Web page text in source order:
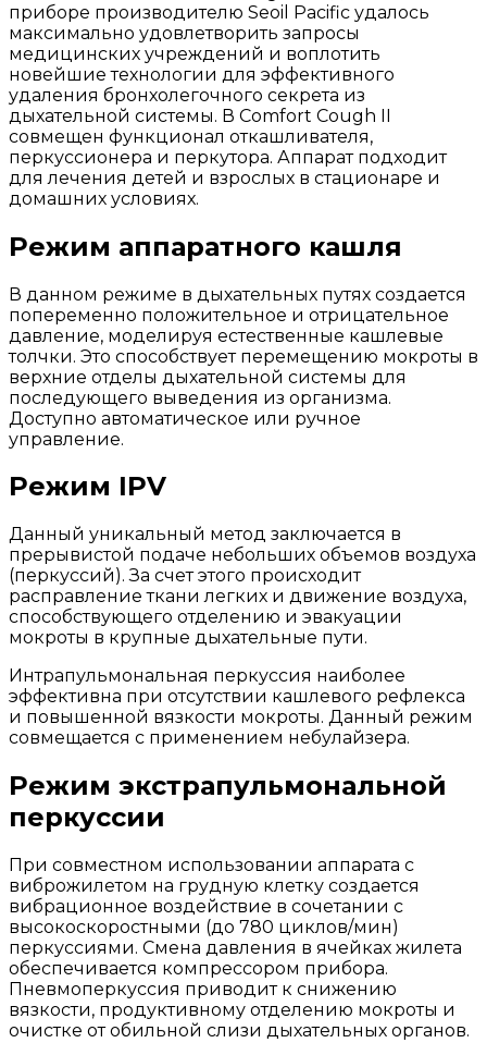
приборе производителю Seoil Pacific удалось
максимально удовлетворить запросы
медицинских учреждений и воплотить
новейшие технологии для эффективного
удаления бронхолегочного секрета из
дыхательной системы. В Comfort Cough II
совмещен функционал откашливателя,
перкуссионера и перкутора. Аппарат подходит
для лечения детей и взрослых в стационаре и
домашних условиях.
Режим аппаратного кашля
В данном режиме в дыхательных путях создается
попеременно положительное и отрицательное
давление, моделируя естественные кашлевые
толчки. Это способствует перемещению мокроты в
верхние отделы дыхательной системы для
последующего выведения из организма.
Доступно автоматическое или ручное
управление.
Режим IPV
Данный уникальный метод заключается в
прерывистой подаче небольших объемов воздуха
(перкуссий). За счет этого происходит
расправление ткани легких и движение воздуха,
способствующего отделению и эвакуации
мокроты в крупные дыхательные пути.
Интрапульмональная перкуссия наиболее
эффективна при отсутствии кашлевого рефлекса
и повышенной вязкости мокроты. Данный режим
совмещается с применением небулайзера.
Режим экстрапульмональной
перкуссии
При совместном использовании аппарата с
виброжилетом на грудную клетку создается
вибрационное воздействие в сочетании с
высокоскоростными (до 780 циклов/мин)
перкуссиями. Смена давления в ячейках жилета
обеспечивается компрессором прибора.
Пневмоперкуссия приводит к снижению
вязкости, продуктивному отделению мокроты и
очистке от обильной слизи дыхательных органов.